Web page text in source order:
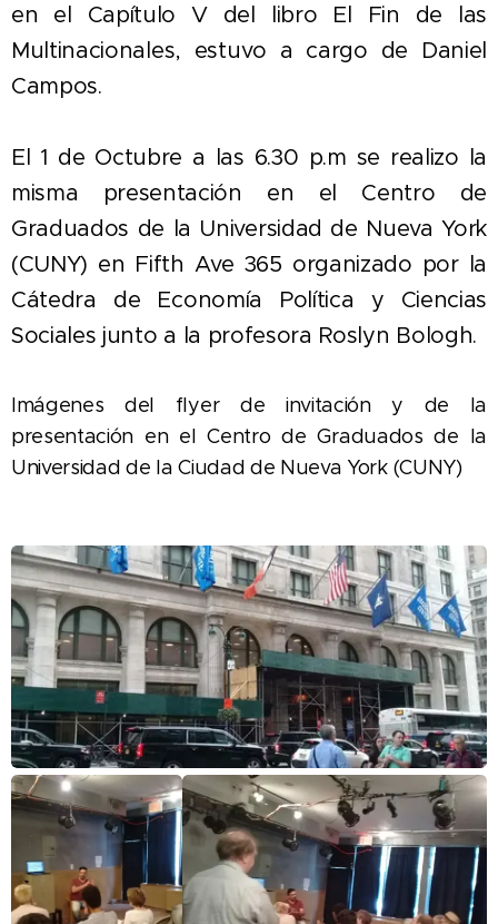
en el Capítulo V del libro El Fin de las
Multinacionales, estuvo a cargo de Daniel
Campos.
El 1 de Octubre a las 6.30 p.m se realizo la
misma presentación en el Centro de
Graduados de la Universidad de Nueva York
(CUNY) en Fifth Ave 365 organizado por la
Cátedra de Economía Política y Ciencias
Sociales junto a la profesora Roslyn Bologh.
Imágenes del flyer de invitación y de la
presentación en el Centro de Graduados de la
Universidad de la Ciudad de Nueva York (CUNY)